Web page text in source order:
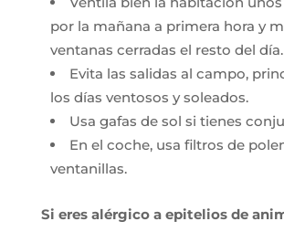
por la mañana a primera hora y
ventanas cerradas el resto del día.
Evita las salidas al campo,
los días ventosos y soleados.
Usa gafas de sol si tienes
En el coche, usa filtros de
ventanillas.
Si eres alérgico a epitelios de